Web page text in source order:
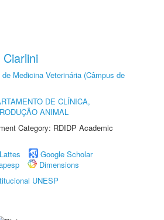
de Medicina Veterinária (Câmpus de
DE CLÍNICA,
ANIMAL
Category: RDIDP Academic
Google Scholar
Dimensions
UNESP